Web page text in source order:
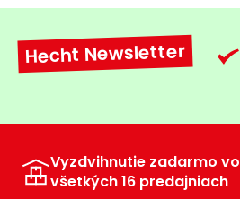
Hecht Newsletter
Vyzdvihnutie zadarmo vo
všetkých 16 predajniach